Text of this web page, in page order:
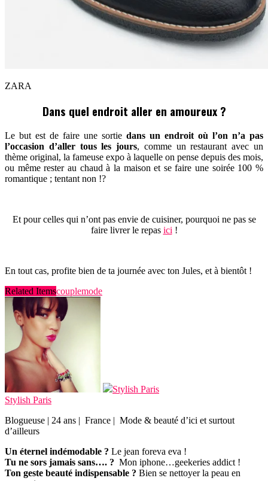
ZARA
Dans quel endroit aller en amoureux ?
Le but est de faire une sortie dans un endroit où l’on n’a pas
l’occasion d’aller tous les jours, comme un restaurant avec un
thème original, la fameuse expo à laquelle on pense depuis des mois,
ou même rester au chaud à la maison et se faire une soirée 100 %
romantique ; tentant non !?
Et pour celles qui n’ont pas envie de cuisiner, pourquoi ne pas se
faire livrer le repas ici !
En tout cas, profite bien de ta journée avec ton Jules, et à bientôt !
Related Itemscouplemode
Stylish Paris
Stylish Paris
Blogueuse | 24 ans | France | Mode & beauté d’ici et surtout
d’ailleurs
Un éternel indémodable ? Le jean foreva eva !
Tu ne sors jamais sans…. ? Mon iphone…geekeries addict !
Ton geste beauté indispensable ? Bien se nettoyer la peau en